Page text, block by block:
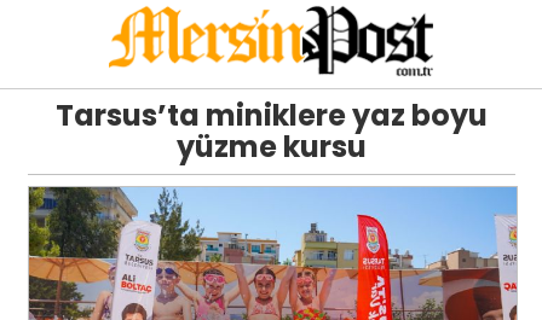
Tarsus’ta miniklere yaz boyu
yüzme kursu